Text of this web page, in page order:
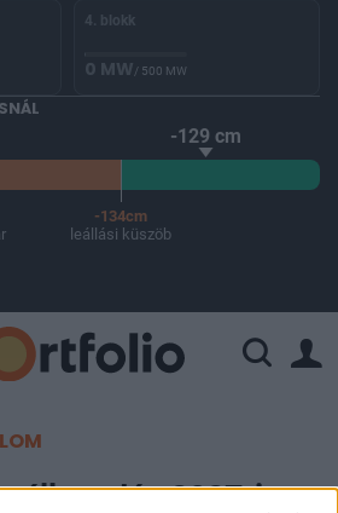
4. blokk
0 MW/ 500 MW
-129 cm
-134cm
leállási küszöb
2027-ig